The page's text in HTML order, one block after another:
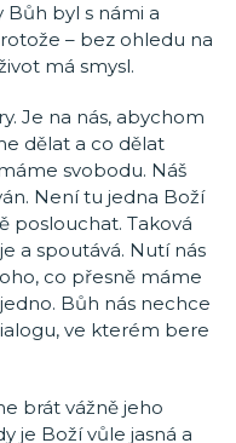
Bůh byl s námi a
– bez ohledu na
má smysl.
Je na nás, abychom
dělat a co dělat
svobodu. Náš
Není tu jedna Boží
poslouchat. Taková
a spoutává. Nutí nás
co přesně máme
Bůh nás nechce
ve kterém bere
brát vážně jeho
je Boží vůle jasná a